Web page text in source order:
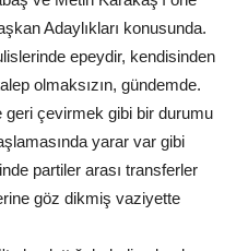
Adaylıkları konusunda.
epeydir, kendisinden
olmaksızın, gündemde.
çevirmek gibi bir durumu
yarar var gibi
partiler arası transferler
göz dikmiş vaziyette